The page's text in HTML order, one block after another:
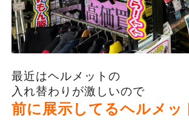
最近はヘルメットの
入れ替わりが激しいので
前に展示してるヘルメッ